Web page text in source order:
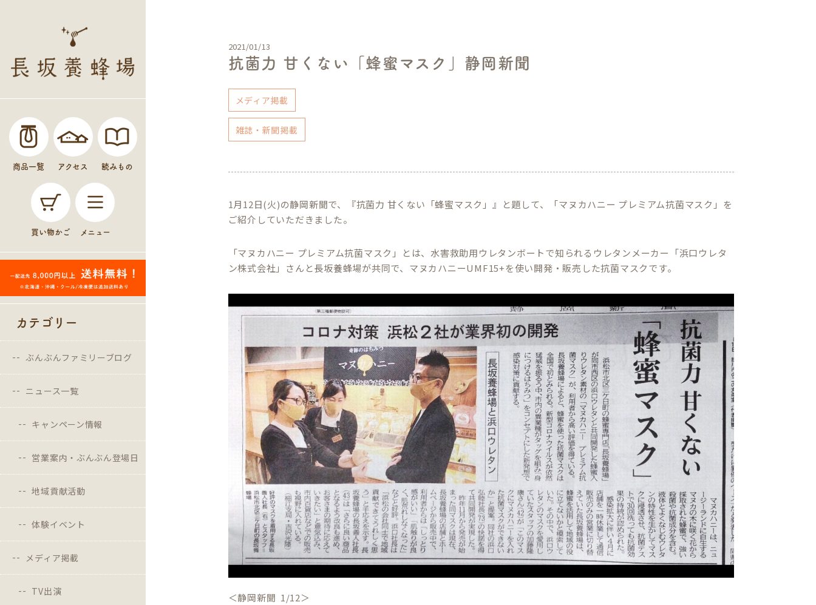
商品一覧 アクセス 読みもの
買い物かご メニュー
カテゴリー
ぶんぶんファミリーブログ
ニュース一覧
キャンペーン情報
営業案内・ぶんぶん登場日
地域貢献活動
体験イベント
メディア掲載
TV出演
2021/01/13
抗菌力 甘くない「蜂蜜マスク」静岡新聞
メディア掲載
雑誌・新聞掲載
1月12日(火)の静岡新聞で、『抗菌力 甘くない「蜂蜜マスク」』と題して、「マヌカハニー プレミアム抗菌マスク」を
ご紹介していただきました。
「マヌカハニー プレミアム抗菌マスク」とは、水害救助用ウレタンボートで知られるウレタンメーカー「浜口ウレタ
ン株式会社」さんと長坂養蜂場が共同で、マヌカハニーUMF15+を使い開発・販売した抗菌マスクです。
＜静岡新聞 1/12＞